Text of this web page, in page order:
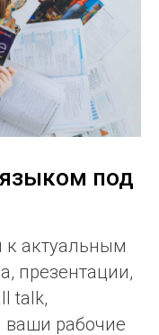
под
к актуальным
презентации,
talk,
ваши рабочие